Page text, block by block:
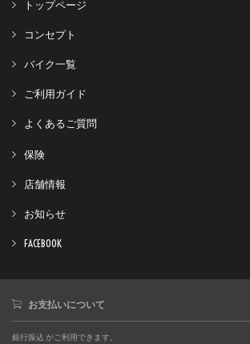
トップページ
コンセプト
バイク一覧
ご利用ガイド
よくあるご質問
保険
店舗情報
お知らせ
FACEBOOK
お支払いについて
銀行振込 がご利用できます。